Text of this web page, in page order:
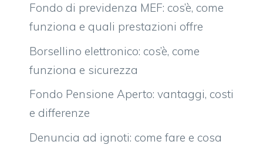
Fondo di previdenza MEF: cos’è, come
funziona e quali prestazioni offre
Borsellino elettronico: cos’è, come
funziona e sicurezza
Fondo Pensione Aperto: vantaggi, costi
e differenze
Denuncia ad ignoti: come fare e cosa